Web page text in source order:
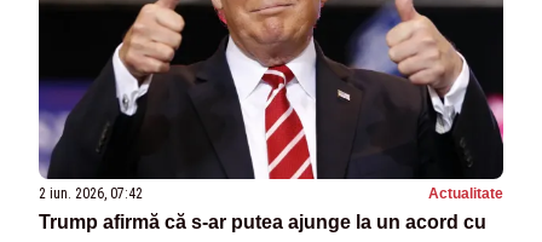
2 iun. 2026, 07:42 Actualitate
Trump afirmă că s-ar putea ajunge la un acord cu